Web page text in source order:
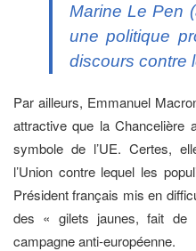
Marine Le Pen
une politique
discours contre
Par ailleurs, Emmanuel
attractive que la Chancelière
symbole de l’UE. Certes,
l’Union contre lequel les
Président français mis en
des « gilets jaunes, fait de
campagne anti-européenne.